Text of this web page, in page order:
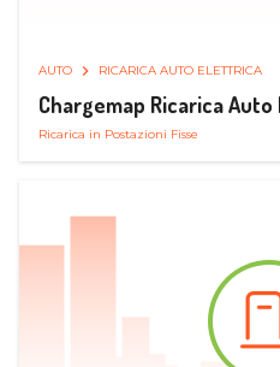
AUTO RICARICA AUTO ELETTRICA
Chargemap Ricarica
Ricarica in Postazioni Fisse